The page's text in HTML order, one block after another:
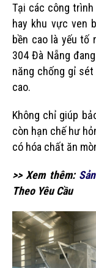
Tại các công trình
hay khu vực ven
bền cao là yếu tố
304 Đà Nẵng
năng chống gỉ
cao.
Không chỉ giúp
còn hạn chế hư
có hóa chất ăn
>> Xem thêm:
Theo Yêu Cầu